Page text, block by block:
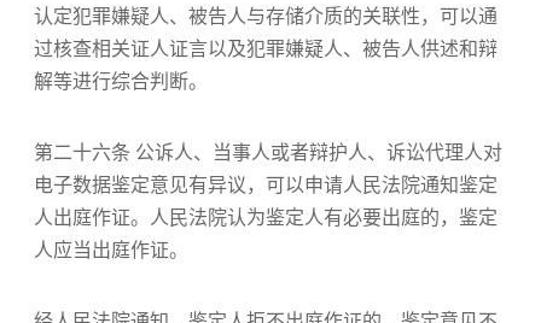
认定犯罪嫌疑人、被告人与存储介质的关联性，可以通
过核查相关证人证言以及犯罪嫌疑人、被告人供述和辩
解等进行综合判断。
第二十六条 公诉人、当事人或者辩护人、诉讼代理人对
电子数据鉴定意见有异议，可以申请人民法院通知鉴定
人出庭作证。人民法院认为鉴定人有必要出庭的，鉴定
人应当出庭作证。